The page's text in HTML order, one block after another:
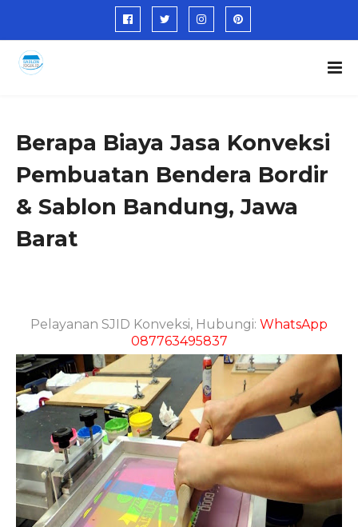
Berapa Biaya Jasa Konveksi
Pembuatan Bendera Bordir
& Sablon Bandung, Jawa
Barat
Pelayanan SJID Konveksi, Hubungi: WhatsApp
087763495837